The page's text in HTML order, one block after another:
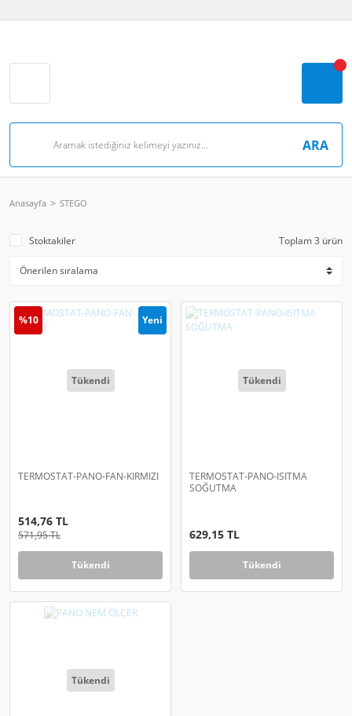
ARA
Anasayfa STEGO
Stoktakiler Toplam 3 ürün
Yeni
Tükendi
TERMOSTAT-PANO-FAN-KIRMIZI
%10
514,76 TL
571,95 TL
Tükendi
Tükendi
TERMOSTAT-PANO-ISITMA
SOĞUTMA
629,15 TL
Tükendi
Tükendi